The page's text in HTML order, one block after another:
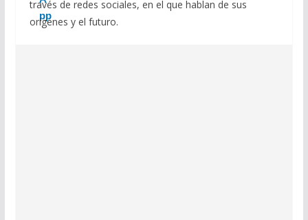
través de redes sociales, en el que hablan de sus
orígenes y el futuro.